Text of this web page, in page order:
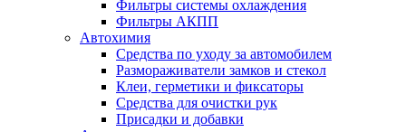
Фильтры системы охлаждения
Фильтры АКПП
Автохимия
Средства по уходу за автомобилем
Размораживатели замков и стекол
Клеи, герметики и фиксаторы
Средства для очистки рук
Присадки и добавки